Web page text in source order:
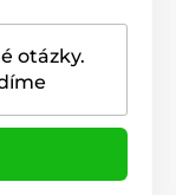
otázky.